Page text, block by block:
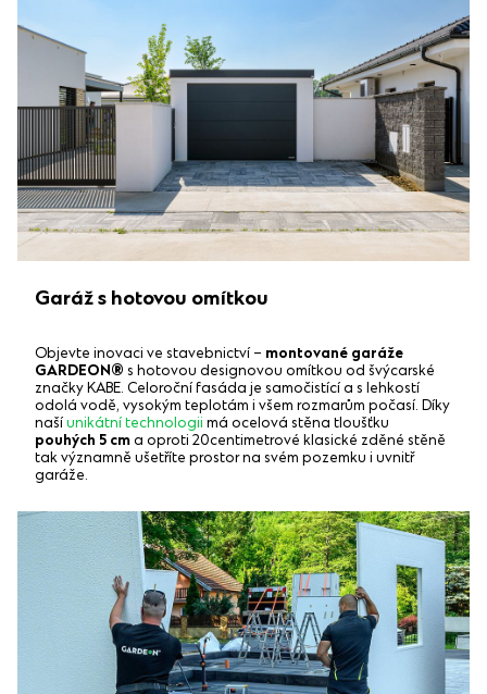
Garáž s hotovou omítkou
Objevte inovaci ve stavebnictví – montované garáže
GARDEON® s hotovou designovou omítkou od švýcarské
značky KABE. Celoroční fasáda je samočistící a s lehkostí
odolá vodě, vysokým teplotám i všem rozmarům počasí. Díky
našíunikátní technologii má ocelová stěna tloušťku
pouhých 5 cma oproti 20centimetrové klasické zděné stěně
tak významně ušetříte prostor na svém pozemku i uvnitř
garáže.